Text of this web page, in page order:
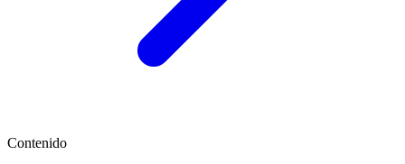
Contenido